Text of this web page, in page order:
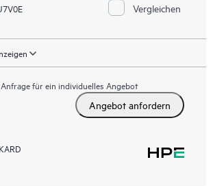
Vergleichen
für ein individuelles Angebot
Angebot anfordern